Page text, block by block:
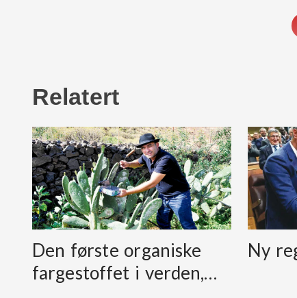
Relatert
Den første organiske
fargestoffet i verden,…
Ny